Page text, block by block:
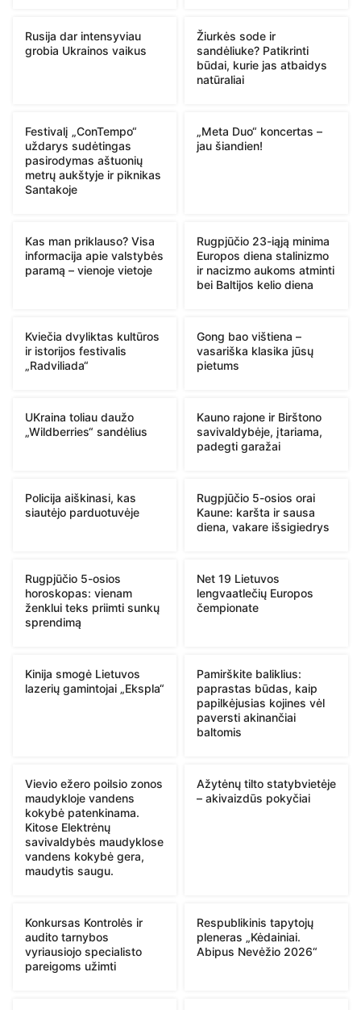
Rusija dar intensyviau
grobia Ukrainos vaikus
Žiurkės sode ir
sandėliuke? Patikrinti
būdai, kurie jas atbaidys
natūraliai
Festivalį „ConTempo“
uždarys sudėtingas
pasirodymas aštuonių
metrų aukštyje ir piknikas
Santakoje
„Meta Duo“ koncertas –
jau šiandien!
Kas man priklauso? Visa
informacija apie valstybės
paramą – vienoje vietoje
Rugpjūčio 23-iąją minima
Europos diena stalinizmo
ir nacizmo aukoms atminti
bei Baltijos kelio diena
Kviečia dvyliktas kultūros
ir istorijos festivalis
„Radviliada“
Gong bao vištiena –
vasariška klasika jūsų
pietums
UKraina toliau daužo
„Wildberries“ sandėlius
Kauno rajone ir Birštono
savivaldybėje, įtariama,
padegti garažai
Policija aiškinasi, kas
siautėjo parduotuvėje
Rugpjūčio 5-osios orai
Kaune: karšta ir sausa
diena, vakare išsigiedrys
Rugpjūčio 5-osios
horoskopas: vienam
ženklui teks priimti sunkų
sprendimą
Net 19 Lietuvos
lengvaatlečių Europos
čempionate
Kinija smogė Lietuvos
lazerių gamintojai „Ekspla“
Pamirškite baliklius:
paprastas būdas, kaip
papilkėjusias kojines vėl
paversti akinančiai
baltomis
Vievio ežero poilsio zonos
maudykloje vandens
kokybė patenkinama.
Kitose Elektrėnų
savivaldybės maudyklose
vandens kokybė gera,
maudytis saugu.
Ažytėnų tilto statybvietėje
– akivaizdūs pokyčiai
Konkursas Kontrolės ir
audito tarnybos
vyriausiojo specialisto
pareigoms užimti
Respublikinis tapytojų
pleneras „Kėdainiai.
Abipus Nevėžio 2026“